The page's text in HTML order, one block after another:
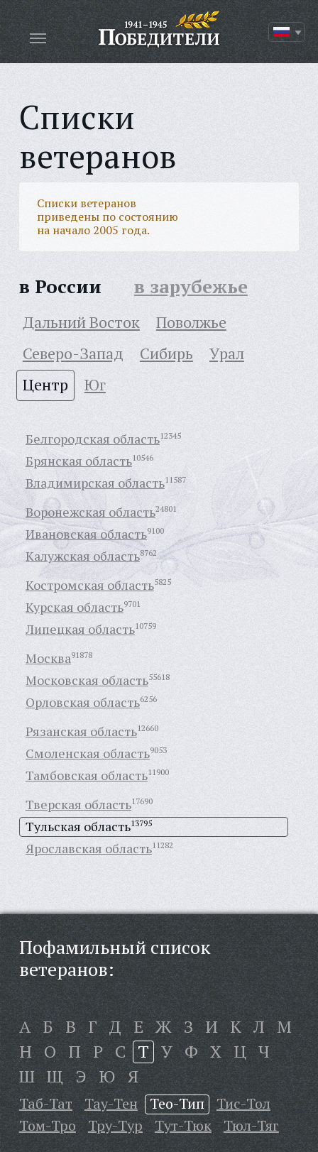
Списки
ветеранов
Списки ветеранов
приведены по состоянию
на начало 2005 года.
в России в зарубежье
Дальний Восток
Поволжье
Северо-Запад
Сибирь
Урал
Центр
Юг
Белгородская область12345
Брянская область10546
Владимирская область11587
Воронежская область24801
Ивановская область9100
Калужская область8762
Костромская область5825
Курская область9701
Липецкая область10759
Москва91878
Московская область55618
Орловская область6256
Рязанская область12660
Смоленская область9053
Тамбовская область11900
Тверская область17690
Тульская область13795
Ярославская область11282
Пофамильный список
ветеранов:
А Б В Г Д Е Ж З И К Л М
Н О П Р С Т У Ф Х Ц Ч
Ш Щ Э Ю Я
Таб-Тат Тау-Тен Тео-Тип
Тис-Тол
Том-Тро
Тру-Тур Тут-Тюк Тюл-Тяг